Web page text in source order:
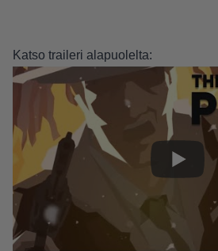
Katso traileri alapuolelta: